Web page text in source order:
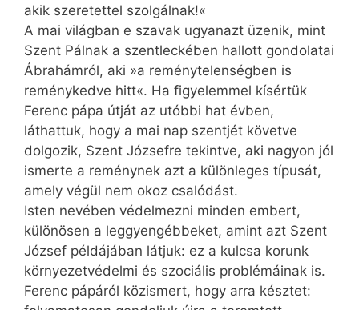
akik szeretettel szolgálnak!«
A mai világban e szavak ugyan­azt üzenik, mint
Szent Pálnak a szentleckében hallott gondolatai
Ábrahámról, aki »a reménytelenségben is
reménykedve hitt«. Ha figyelemmel kísértük
Ferenc pápa útját az utóbbi hat évben,
láthattuk, hogy a mai nap szentjét követve
dolgozik, Szent Józsefre tekintve, aki nagyon jól
ismerte a reménynek azt a különleges típusát,
amely végül nem okoz csalódást.
Isten nevében védelmezni minden embert,
különösen a leggyengébbeket, amint azt Szent
József példájában látjuk: ez a kulcsa korunk
környezetvédelmi és szociális problémáinak is.
Ferenc pápáról közismert, hogy arra késztet: